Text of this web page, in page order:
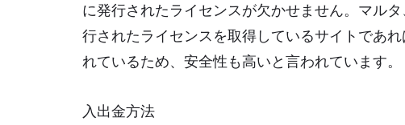
に発行されたライセンスが欠かせません。マル
行されたライセンスを取得しているサイトであ
れているため、安全性も高いと言われています。
入出金方法